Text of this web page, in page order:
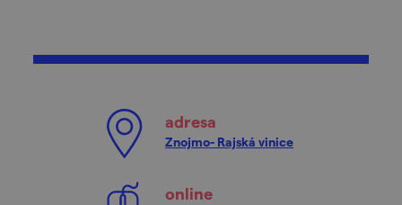
adresa
Znojmo- Rajská vinice
online